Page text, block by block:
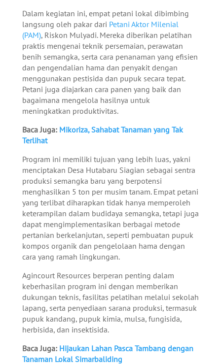
Dalam kegiatan ini, empat petani lokal dibimbing
langsung oleh pakar dari Petani Aktor Milenial
(PAM), Riskon Mulyadi. Mereka diberikan pelatihan
praktis mengenai teknik persemaian, perawatan
benih semangka, serta cara penanaman yang efisien
dan pengendalian hama dan penyakit dengan
menggunakan pestisida dan pupuk secara tepat.
Petani juga diajarkan cara panen yang baik dan
bagaimana mengelola hasilnya untuk
meningkatkan produktivitas.
Baca Juga: Mikoriza, Sahabat Tanaman yang Tak
Terlihat
Program ini memiliki tujuan yang lebih luas, yakni
menciptakan Desa Hutabaru Siagian sebagai sentra
produksi semangka baru yang berpotensi
menghasilkan 5 ton per musim tanam. Empat petani
yang terlibat diharapkan tidak hanya memperoleh
keterampilan dalam budidaya semangka, tetapi juga
dapat mengimplementasikan berbagai metode
pertanian berkelanjutan, seperti pembuatan pupuk
kompos organik dan pengelolaan hama dengan
cara yang ramah lingkungan.
Agincourt Resources berperan penting dalam
keberhasilan program ini dengan memberikan
dukungan teknis, fasilitas pelatihan melalui sekolah
lapang, serta penyediaan sarana produksi, termasuk
pupuk kandang, pupuk kimia, mulsa, fungisida,
herbisida, dan insektisida.
Baca Juga: Hijaukan Lahan Pasca Tambang dengan
Tanaman Lokal Simarbaliding